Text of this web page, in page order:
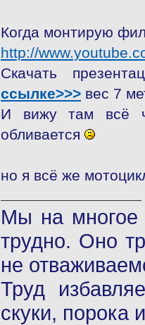
Когда монтирую
http://
Скачать
ссылке>>> вес 7
И вижу там всё
обливается
но я всё же
Мы на многое
трудно. Оно
не
Труд
скуки, порока